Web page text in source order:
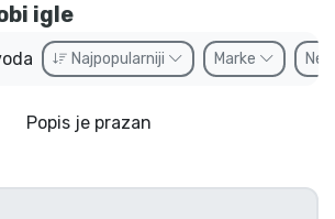
igle
Najpopularniji Marke Ne
Popis je prazan